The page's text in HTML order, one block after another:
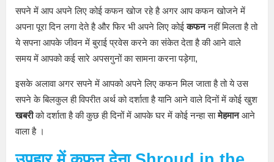
सपने में आप अपने लिए कोई कफन खोज रहे है अगर आप कफन खोजने में
अपना पूरा दिन लगा देते है और फिर भी अपने लिए कोईकफननहीं मिलता है तो
ये सपना आपके जीवन में बुराई प्रवेस करने का संकेत देता है की आने वाले
समय में आपको कई सारे अपसगुनों का सामना करना पड़ेगा,
इसके अलावा अगर सपने में आपको अपने लिए कफन मिल जाता है तो ये उस
सपने के बिलकुल ही विपरीत अर्थ को दर्शाता है यानि आने वाले दिनों में कोई खुश
खबरीको दर्शाता है की कुछ ही दिनों में आपके घर में कोई नन्हा सामेहमानआने
वाला है ।